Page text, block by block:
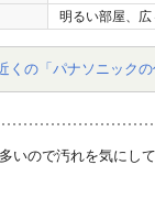
明るい部屋、広
くの「パナソニック
いので汚れを気にし